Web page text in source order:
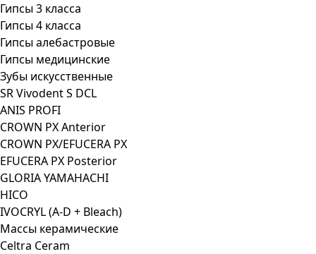
Гипсы 3 класса
Гипсы 4 класса
Гипсы алебастровые
Гипсы медицинские
Зубы искусственные
SR Vivodent S DCL
ANIS PROFI
CROWN PX Anterior
CROWN PX/EFUCERA PX
EFUCERA PX Posterior
GLORIA YAMAHACHI
HICO
IVOCRYL (A-D + Bleach)
Массы керамические
Celtra Ceram